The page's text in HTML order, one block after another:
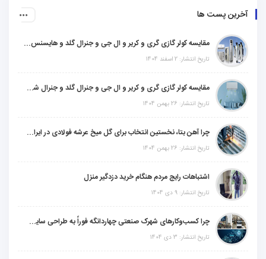
آخرین پست ها
مقایسه کولر گازی گری و کریر و ال جی و جنرال گلد و هایسنس و مدیا و اجنرال
تاریخ انتشار: 2 اسفند 1404
مقایسه کولر گازی گری و کریر و ال جی و جنرال گلد و جنرال شکار و سامسونگ و یونیوا
تاریخ انتشار: 26 بهمن 1404
چرا آهن بتا، نخستین انتخاب برای گل میخ عرشه فولادی در ایران است؟
تاریخ انتشار: 26 بهمن 1404
اشتباهات رایج مردم هنگام خرید دزدگیر منزل
تاریخ انتشار: 9 دی 1404
چرا کسب‌وکارهای شهرک صنعتی چهاردانگه فوراً به طراحی سایت نیاز دارند؟
تاریخ انتشار: 3 دی 1404